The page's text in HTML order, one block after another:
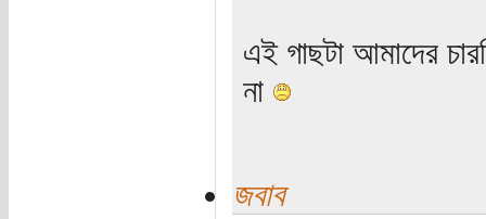
এই গাছটা আমাদের
না
জবাব